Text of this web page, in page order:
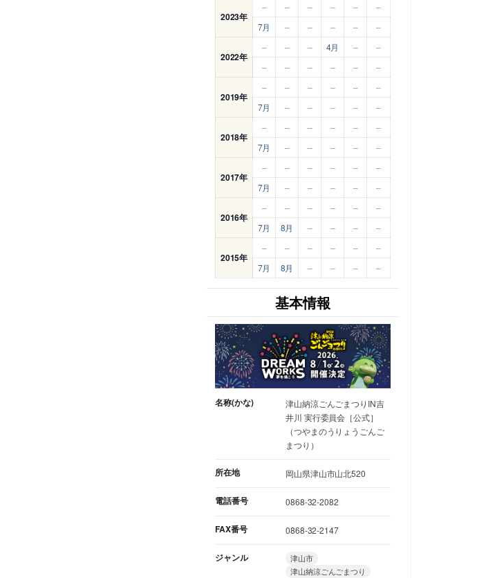
2023年
– – – – –
–
7月
– – – – –
2022年
– – – 4月 –
–
–
– – – – –
2019年
– – – – –
–
7月
– – – – –
2018年
– – – – –
–
7月
– – – – –
2017年
– – – – –
–
7月
– – – – –
2016年
– – – – –
–
7月
8月 – – – –
2015年
– – – – –
–
7月
8月 – – – –
基本情報
名称(かな)
津山納涼ごんごまつりIN吉
井川 実行委員会［公式］
（つやまのうりょうごんご
まつり）
所在地 岡山県津山市山北520
電話番号 0868-32-2082
FAX番号 0868-32-2147
ジャンル
津山市
津山納涼ごんごまつり